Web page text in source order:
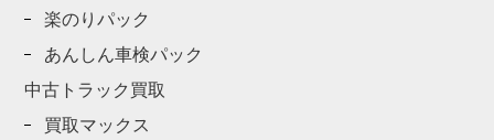
楽のりパック
あんしん車検パック
中古トラック買取
買取マックス